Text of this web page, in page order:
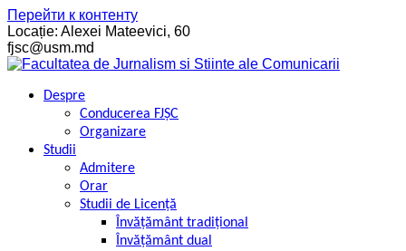
Перейти к контенту
Locație: Alexei Mateevici, 60
fjsc@usm.md
Despre
Conducerea FJȘC
Organizare
Studii
Admitere
Orar
Studii de Licență
Învățământ tradițional
Învățământ dual